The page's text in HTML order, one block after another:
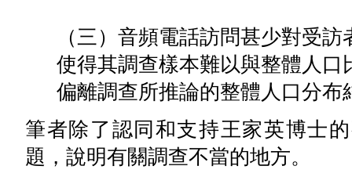
（三）音頻電話訪問甚少對受
使得其調查樣本難以與整體人
偏離調查所推論的整體人口分布
筆者除了認同和支持王家英博士
題，說明有關調查不當的地方。